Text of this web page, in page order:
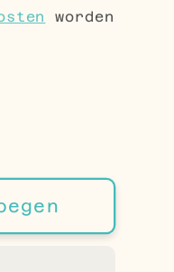
worden